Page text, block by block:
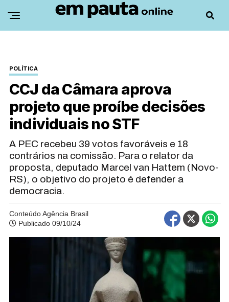
POLÍTICA
CCJ da Câmara aprova
projeto que proíbe decisões
individuais no STF
A PEC recebeu 39 votos favoráveis e 18
contrários na comissão. Para o relator da
proposta, deputado Marcel van Hattem (Novo-
RS), o objetivo do projeto é defender a
democracia.
Conteúdo Agência Brasil
Publicado 09/10/24